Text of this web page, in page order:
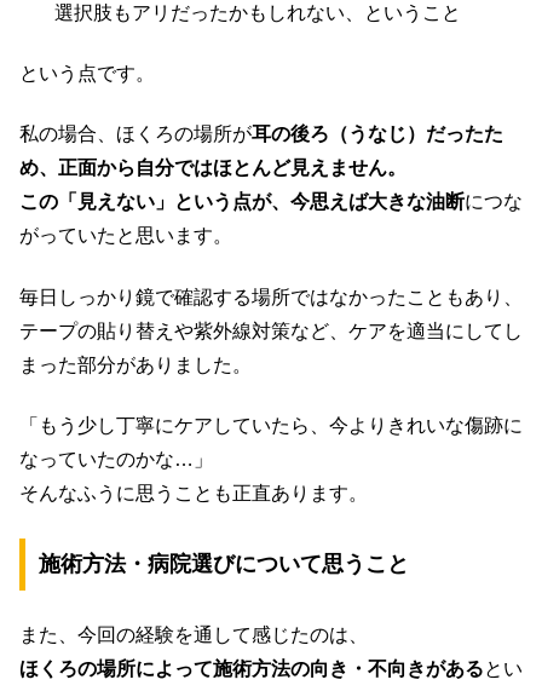
選択肢もアリだったかもしれない、ということ
という点です。
私の場合、ほくろの場所が耳の後ろ（うなじ） だったた
め、正面から自分ではほとんど見えません。
この「見えない」という点が、今思えば大きな油断につな
がっていたと思います。
毎日しっかり鏡で確認する場所ではなかったこともあり、
テープの貼り替えや紫外線対策など、ケアを適当にしてし
まった部分がありました。
「もう少し丁寧にケアしていたら、今よりきれいな傷跡に
なっていたのかな…」
そんなふうに思うことも正直あります。
施術方法・病院選びについて思うこと
また、今回の経験を通して感じたのは、
ほくろの場所によって施術方法の向き・不向きがあるとい